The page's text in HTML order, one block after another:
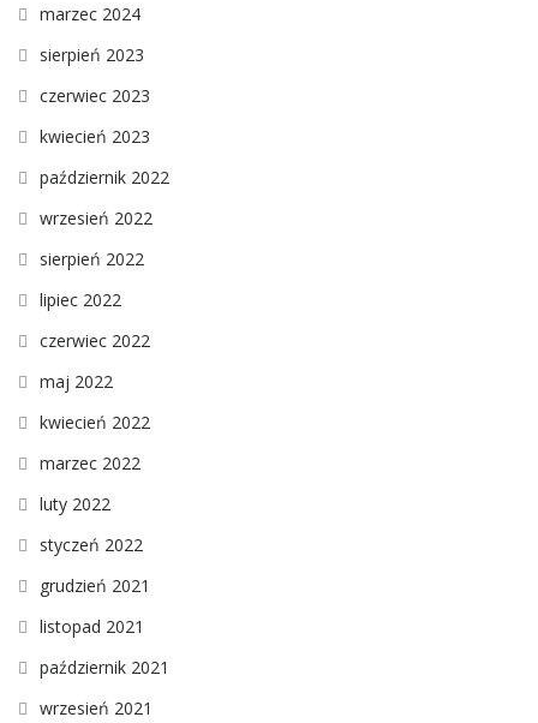
marzec 2024
sierpień 2023
czerwiec 2023
kwiecień 2023
październik 2022
wrzesień 2022
sierpień 2022
lipiec 2022
czerwiec 2022
maj 2022
kwiecień 2022
marzec 2022
luty 2022
styczeń 2022
grudzień 2021
listopad 2021
październik 2021
wrzesień 2021